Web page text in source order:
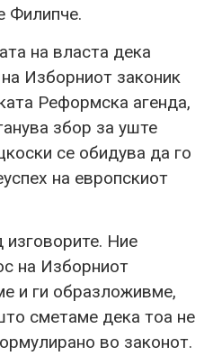
Филипче.
на власта дека
Изборниот законик
Реформска агенда,
збор за уште
се обидува да го
на европскиот
изговорите. Ние
на Изборниот
и ги образложивме,
сметаме дека тоа не
во законот.